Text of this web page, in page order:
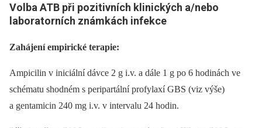
Volba ATB při pozitivních klinických a/nebo
laboratorních známkách infekce
Zahájení empirické terapie:
Ampicilin v iniciální dávce 2 g i.v. a dále 1 g po 6 hodinách ve
schématu shodném s peripartální profylaxí GBS (viz výše)
a gentamicin 240 mg i.v. v intervalu 24 hodin.